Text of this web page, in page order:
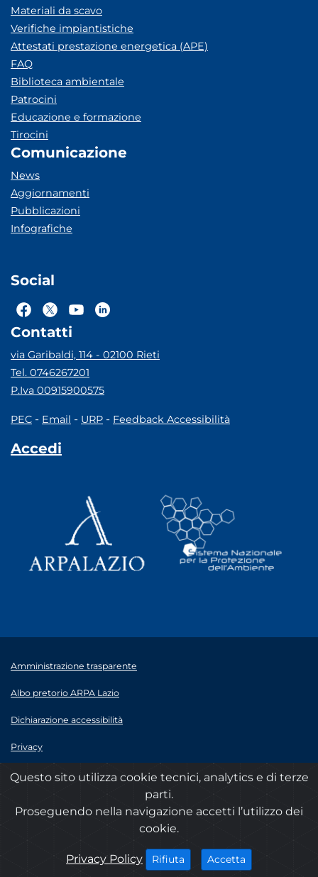
Materiali da scavo
Verifiche impiantistiche
Attestati prestazione energetica (APE)
FAQ
Biblioteca ambientale
Patrocini
Educazione e formazione
Tirocini
Comunicazione
News
Aggiornamenti
Pubblicazioni
Infografiche
Social
Contatti
via Garibaldi, 114 - 02100 Rieti
Tel. 0746267201
P.Iva 00915900575
PEC - Email - URP - Feedback Accessibilità
Accedi
Amministrazione trasparente
Albo pretorio ARPA Lazio
Dichiarazione accessibilità
Privacy
Note legali
© 2020 ARPA Lazio - P.Iva 00915900575
Questo sito utilizza cookie tecnici, analytics e di terze
parti.
Proseguendo nella navigazione accetti l’utilizzo dei
cookie.
Privacy Policycookies
Rifiuta i cookiesAccetta